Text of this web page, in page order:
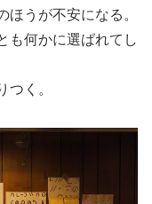
ほうが不安になる。
も何かに選ばれてし
つく。